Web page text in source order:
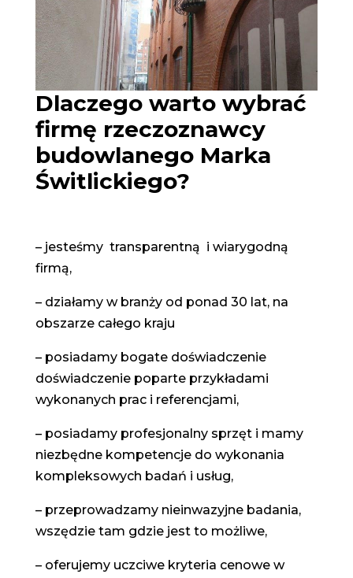
Dlaczego warto wybrać
firmę rzeczoznawcy
budowlanego Marka
Świtlickiego?
– jesteśmy transparentną i wiarygodną
firmą,
– działamy w branży od ponad 30 lat, na
obszarze całego kraju
– posiadamy bogate doświadczenie
doświadczenie poparte przykładami
wykonanych prac i referencjami,
– posiadamy profesjonalny sprzęt i mamy
niezbędne kompetencje do wykonania
kompleksowych badań i usług,
– przeprowadzamy nieinwazyjne badania,
wszędzie tam gdzie jest to możliwe,
– oferujemy uczciwe kryteria cenowe w